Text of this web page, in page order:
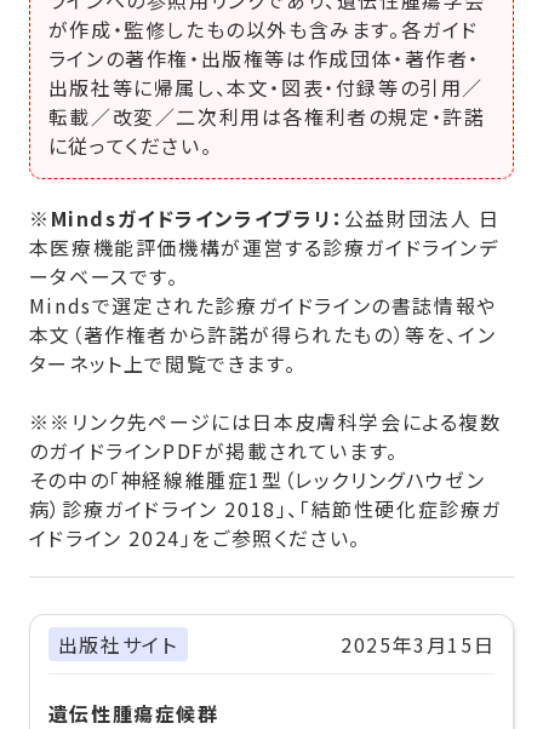
が作成・監修したもの以外も含みます。各ガイド
ラインの著作権・出版権等は作成団体・著作者・
出版社等に帰属し、本文・図表・付録等の引用／
転載／改変／二次利用は各権利者の規定・許諾
に従ってください。
※ Mindsガイドラインライブラリ： 公益財団法人 日
本医療機能評価機構が運営する診療ガイドラインデ
ータベースです。
Mindsで選定された診療ガイドラインの書誌情報や
本文（著作権者から許諾が得られたもの）等を、イン
ターネット上で閲覧できます。
※※リンク先ページには日本皮膚科学会による複数
のガイドラインPDFが掲載されています。
その中の「神経線維腫症1型（レックリングハウゼン
病）診療ガイドライン 2018」、「結節性硬化症診療ガ
イドライン 2024」をご参照ください。
出版社サイト 2025年3月15日
遺伝性腫瘍症候群